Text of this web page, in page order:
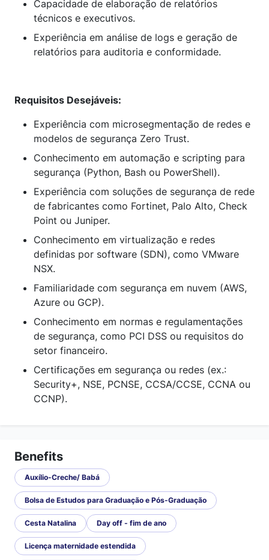
Capacidade de elaboração de relatórios
técnicos e executivos.
Experiência em análise de logs e geração de
relatórios para auditoria e conformidade.
Requisitos Desejáveis:
Experiência com microsegmentação de redes e
modelos de segurança Zero Trust.
Conhecimento em automação e scripting para
segurança (Python, Bash ou PowerShell).
Experiência com soluções de segurança de rede
de fabricantes como Fortinet, Palo Alto, Check
Point ou Juniper.
Conhecimento em virtualização e redes
definidas por software (SDN), como VMware
NSX.
Familiaridade com segurança em nuvem (AWS,
Azure ou GCP).
Conhecimento em normas e regulamentações
de segurança, como PCI DSS ou requisitos do
setor financeiro.
Certificações em segurança ou redes (ex.:
Security+, NSE, PCNSE, CCSA/CCSE, CCNA ou
CCNP).
Benefits
Auxílio-Creche/ Babá
Bolsa de Estudos para Graduação e Pós-Graduação
Cesta Natalina Day off - fim de ano
Licença maternidade estendida